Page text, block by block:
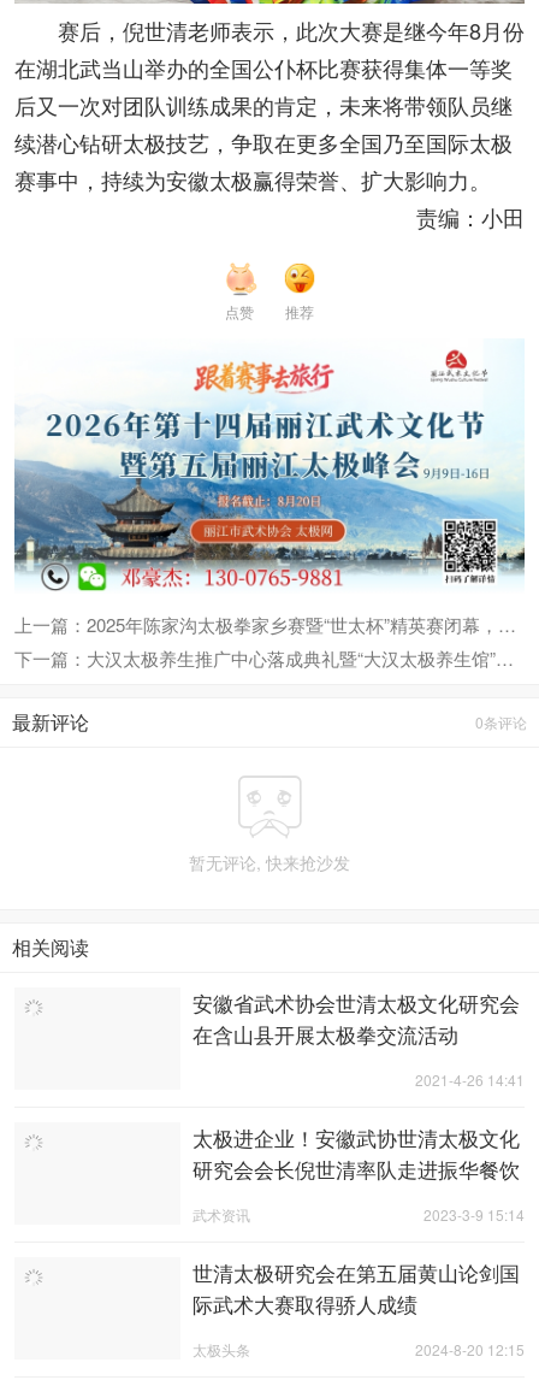
赛后，倪世清老师表示，此次大赛是继今年8月份
在湖北武当山举办的全国公仆杯比赛获得集体一等奖
后又一次对团队训练成果的肯定，未来将带领队员继
续潜心钻研太极技艺，争取在更多全国乃至国际太极
赛事中，持续为安徽太极赢得荣誉、扩大影响力。
责编：小田
点赞 推荐
上一篇：2025年陈家沟太极拳家乡赛暨“世太杯”精英赛闭幕，700余名健儿竞逐太极故里
下一篇：大汉太极养生推广中心落成典礼暨“大汉太极养生馆”开馆仪式隆重举行
0条评论
最新评论

暂无评论, 快来抢沙发
相关阅读
安徽省武术协会世清太极文化研究会
在含山县开展太极拳交流活动
2021-4-26 14:41
太极进企业！安徽武协世清太极文化
研究会会长倪世清率队走进振华餐饮
2023-3-9 15:14
武术资讯
世清太极研究会在第五届黄山论剑国
际武术大赛取得骄人成绩
2024-8-20 12:15
太极头条